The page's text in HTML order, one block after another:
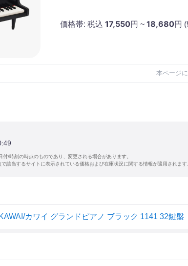
価格帯: 税込 17,550円 ~ 18,680円
本ページ
/時刻の時点のものであり、変更される場合があります。
該当するサイトに表示されている価格および在庫状況に関する情報が適用されます